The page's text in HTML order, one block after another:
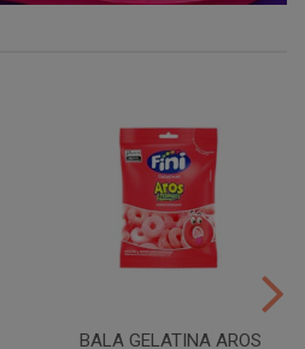
BALA GELATINA AROS